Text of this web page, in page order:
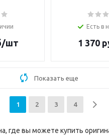
шт
Есть в
1 370
Показать еще
1 2 3 4
где вы можете купить